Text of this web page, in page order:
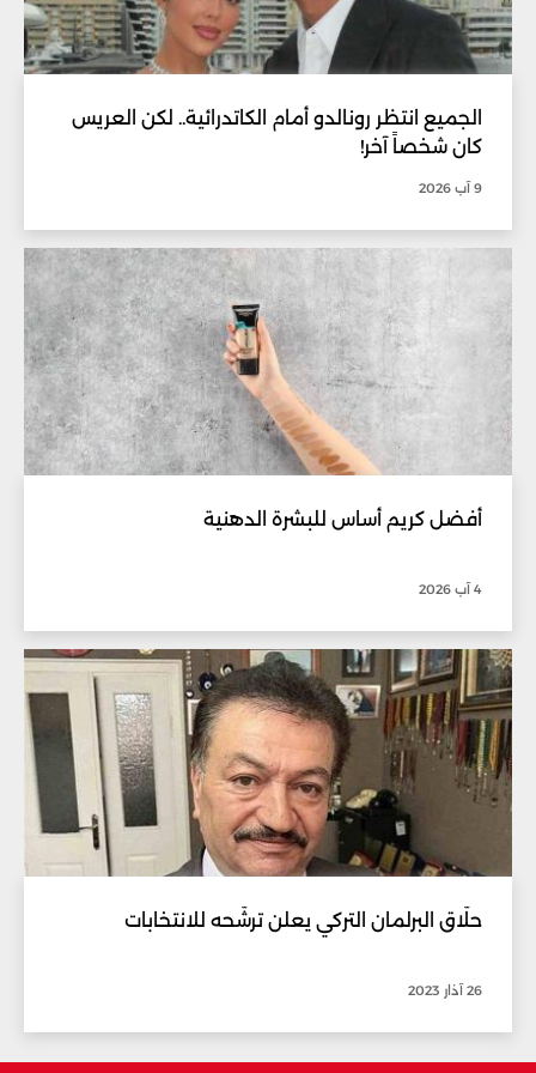
الجميع انتظر رونالدو أمام الكاتدرائية.. لكن العريس
كان شخصاً آخر!
9 آب 2026
أفضل كريم أساس للبشرة الدهنية
4 آب 2026
حلّاق البرلمان التركي يعلن ترشّحه للانتخابات
26 آذار 2023